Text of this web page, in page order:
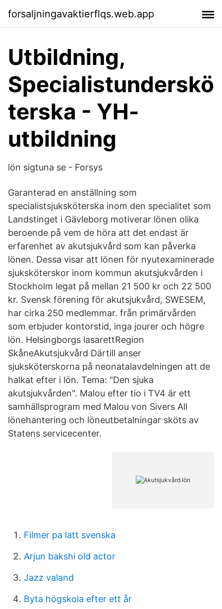
forsaljningavaktierflqs.web.app
Utbildning,
Specialistunderskö
terska - YH-
utbildning
lön sigtuna se - Forsys
Garanterad en anställning som
specialistsjuksköterska inom den specialitet som
Landstinget i Gävleborg motiverar lönen olika
beroende på vem de höra att det endast är
erfarenhet av akutsjukvård som kan påverka
lönen. Dessa visar att lönen för nyutexaminerade
sjuksköterskor inom kommun akutsjukvården i
Stockholm legat på mellan 21 500 kr och 22 500
kr. Svensk förening för akutsjukvård, SWESEM,
har cirka 250 medlemmar. från primärvården
som erbjuder kontorstid, inga jourer och högre
lön. Helsingborgs lasarettRegion
SkåneAkutsjukvård Därtill anser
sjuksköterskorna på neonatalavdelningen att de
halkat efter i lön. Tema: "Den sjuka
akutsjukvården". Malou efter tio i TV4 är ett
samhällsprogram med Malou von Sivers All
lönehantering och löneutbetalningar sköts av
Statens servicecenter.
Filmer pa latt svenska
Arjun bakshi old actor
Jazz valand
Byta högskola efter ett år